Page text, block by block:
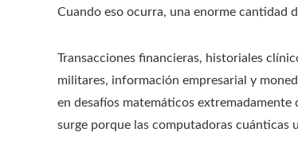
Cuando eso ocurra, una enorme cantidad
Transacciones financieras, historiales
militares, información empresarial y
en desafíos matemáticos
surge porque las computadoras